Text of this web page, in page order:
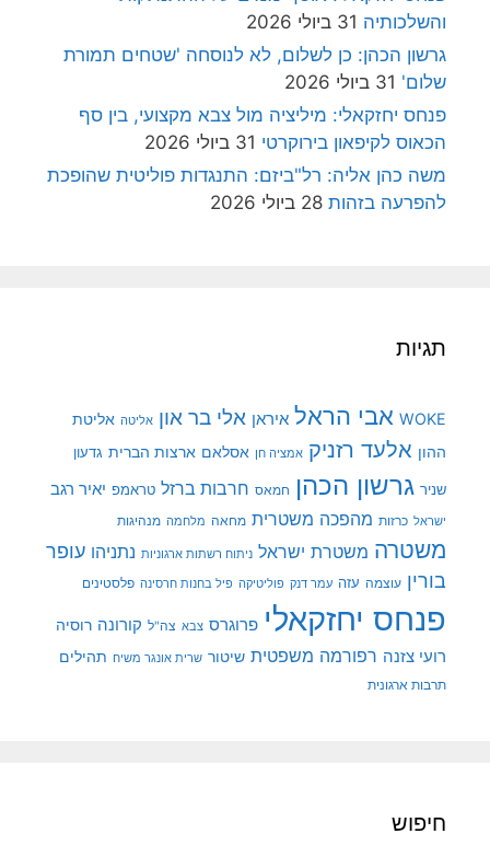
והשלכותיה 31 ביולי 2026
גרשון הכהן: כן לשלום, לא לנוסחה 'שטחים תמורת
שלום' 31 ביולי 2026
פנחס יחזקאלי: מיליציה מול צבא מקצועי, בין סף
הכאוס לקיפאון בירוקרטי 31 ביולי 2026
משה כהן אליה: רל"ביזם: התנגדות פוליטית שהופכת
להפרעה בזהות 28 ביולי 2026
תגיות
WOKE אבי הראל איראן אלי בר און אליטה אליטת
ההון אלעד רזניק אמציה חן אסלאם ארצות הברית גדעון
שניר גרשון הכהן חמאס חרבות ברזל טראמפ יאיר רגב
ישראל כרזות מהפכה משטרית מחאה מלחמה מנהיגות
משטרה משטרת ישראל ניתוח רשתות ארגוניות נתניהו עופר
בורין עוצמה עזה עמר דנק פוליטיקה פיל בחנות חרסינה פלסטינים
פנחס יחזקאלי פרוגרס צבא צה"ל קורונה רוסיה
רועי צזנה רפורמה משפטית שיטור שרית אונגר משיח תהילים
תרבות ארגונית
חיפוש